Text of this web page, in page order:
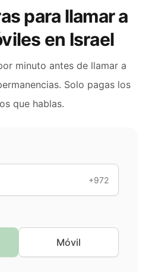
para llamar a
en Israel
minuto antes de llamar a
Solo pagas los
que hablas.
+972
Móvil